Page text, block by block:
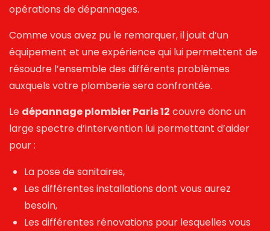
opérations de dépannages.
Comme vous avez pu le remarquer, il jouit d’un
équipement et une expérience qui lui permettent de
résoudre l’ensemble des différents problèmes
auxquels votre plomberie sera confrontée.
Le dépannage plombier Paris 12 couvre donc un
large spectre d’intervention lui permettant d’aider
pour :
La pose de sanitaires,
Les différentes installations dont vous aurez
besoin,
Les différentes rénovations pour lesquelles vous